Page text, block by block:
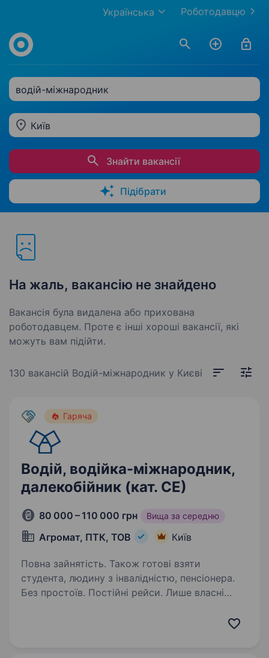
Роботодавцю
Українська
водій-міжнародник
Київ
Знайти вакансії
Підібрати
На жаль, вакансію не знайдено
Вакансія була видалена або прихована
роботодавцем. Проте є інші хороші вакансії, які
можуть вам підійти.
130 вакансій Водій-міжнародник у Києві
Гаряча
Водій, водійка-міжнародник,
далекобійник (кат. СЕ)
80 000 – 110 000 грн Вища за середню
Агромат, ПТК, ТОВ Київ
Повна зайнятість. Також готові взяти
студента, людину з інвалідністю, пенсіонера.
Без простоїв. Постійні рейси. Лише власні